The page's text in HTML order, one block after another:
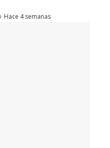
Hace 4 semanas